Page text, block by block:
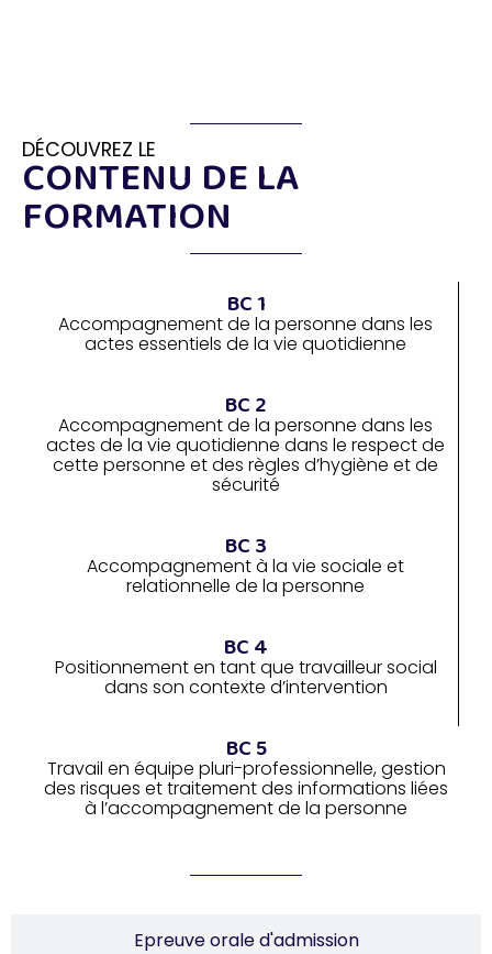
Epreuve orale d'admission
DÉCOUVREZ LE
CONTENU DE LA
FORMATION
BC 1
Accompagnement de la personne dans les
actes essentiels de la vie quotidienne
BC 2
Accompagnement de la personne dans les
actes de la vie quotidienne dans le respect de
cette personne et des règles d’hygiène et de
sécurité
BC 3
Accompagnement à la vie sociale et
relationnelle de la personne
BC 4
Positionnement en tant que travailleur social
dans son contexte d’intervention
BC 5
Travail en équipe pluri-professionnelle, gestion
des risques et traitement des informations liées
à l’accompagnement de la personne